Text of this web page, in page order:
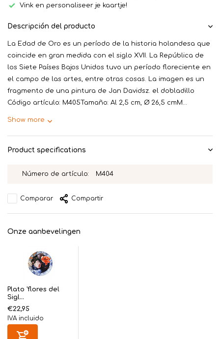
Vink en personaliseer je kaartje!
Descripción del producto
La Edad de Oro es un período de la historia holandesa que
coincide en gran medida con el siglo XVII. La República de
los Siete Países Bajos Unidos tuvo un período floreciente en
el campo de las artes, entre otras cosas. La imagen es un
fragmento de una pintura de Jan Davidsz. el dobladillo
Código artículo: M405Tamaño: Al 2,5 cm, Ø 26,5 cmM...
Show more
Product specifications
Número de artículo: M404
Comparar Compartir
Onze aanbevelingen
Plato 'flores del
Sigl...
€22,95
IVA incluido